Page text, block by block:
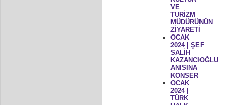
VE
TURİZM
MÜDÜRÜNÜN
ZİYARETİ
OCAK
2024 | ŞEF
SALİH
KAZANCIOĞLU
ANISINA
KONSER
OCAK
2024 |
TÜRK